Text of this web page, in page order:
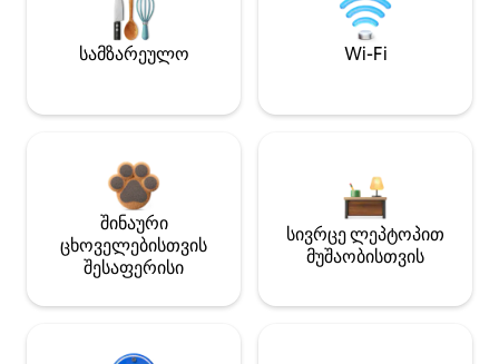
სამზარეულო Wi-Fi
შინაური
ცხოველებისთვის
შესაფერისი
სივრცე ლეპტოპით
მუშაობისთვის